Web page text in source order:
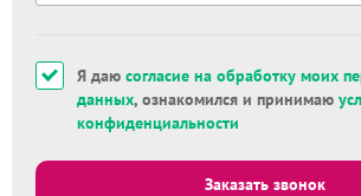
Я даю согласие на обработку моих
данных, ознакомился и принимаю
конфиденциальности
Заказать звонок